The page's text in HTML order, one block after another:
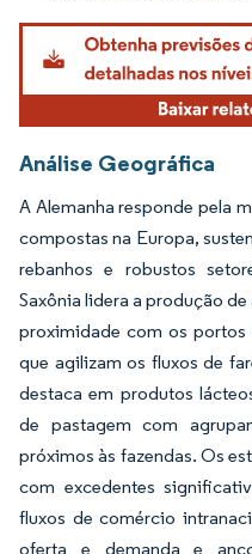
Análise Geográfica
A Alemanha responde pela
compostas na Europa,
rebanhos e robustos
Saxônia lidera a produção
proximidade com os
que agilizam os fluxos de
destaca em produtos
de pastagem com
próximos às fazendas. Os
com excedentes
fluxos de comércio
oferta e demanda e